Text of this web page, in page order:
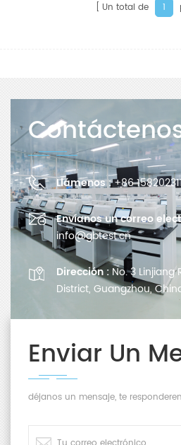
Un total de 1
Llámenos :+86
Envíanos un correo
info@gbtest.cn
Dirección : No. 3 Linjiang
District, Guangzhou,
Enviar Un
déjanos un mensaje, te